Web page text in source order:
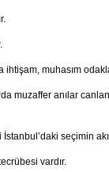
ihtişam, muhasım
muzaffer anılar
seçimin
vardır.